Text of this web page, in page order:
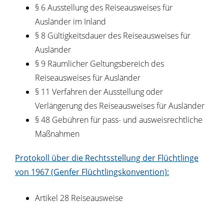
§ 6 Ausstellung des Reiseausweises für
Ausländer im Inland
§ 8 Gültigkeitsdauer des Reiseausweises für
Ausländer
§ 9 Räumlicher Geltungsbereich des
Reiseausweises für Ausländer
§ 11 Verfahren der Ausstellung oder
Verlängerung des Reiseausweises für Ausländer
§ 48 Gebühren für pass- und ausweisrechtliche
Maßnahmen
Protokoll über die Rechtsstellung der Flüchtlinge
von 1967 (Genfer Flüchtlingskonvention):
Artikel 28 Reiseausweise